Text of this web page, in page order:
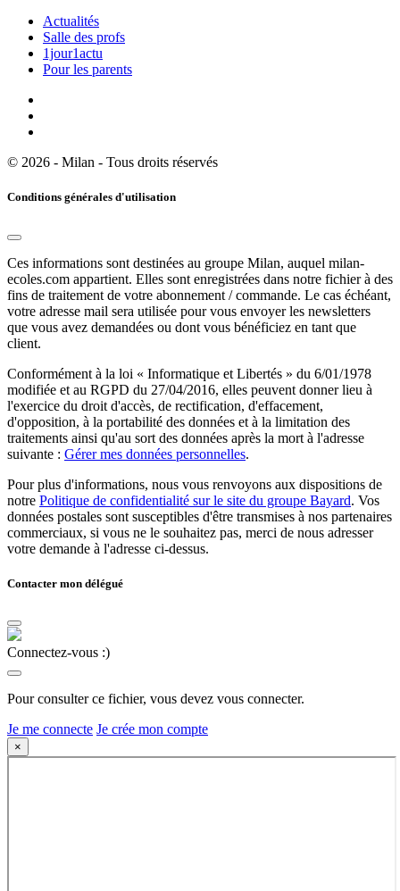
Actualités
Salle des profs
1jour1actu
Pour les parents
© 2026 - Milan - Tous droits réservés
Conditions générales d'utilisation
Ces informations sont destinées au groupe Milan, auquel milan-
ecoles.com appartient. Elles sont enregistrées dans notre fichier à des
fins de traitement de votre abonnement / commande. Le cas échéant,
votre adresse mail sera utilisée pour vous envoyer les newsletters
que vous avez demandées ou dont vous bénéficiez en tant que
client.
Conformément à la loi « Informatique et Libertés » du 6/01/1978
modifiée et au RGPD du 27/04/2016, elles peuvent donner lieu à
l'exercice du droit d'accès, de rectification, d'effacement,
d'opposition, à la portabilité des données et à la limitation des
traitements ainsi qu'au sort des données après la mort à l'adresse
suivante : Gérer mes données personnelles.
Pour plus d'informations, nous vous renvoyons aux dispositions de
notre Politique de confidentialité sur le site du groupe Bayard. Vos
données postales sont susceptibles d'être transmises à nos partenaires
commerciaux, si vous ne le souhaitez pas, merci de nous adresser
votre demande à l'adresse ci-dessus.
Contacter mon délégué
Connectez-vous :)
Pour consulter ce fichier, vous devez vous connecter.
Je me connecte Je crée mon compte
×